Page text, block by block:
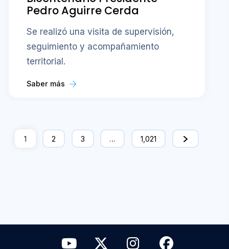
Pedro Aguirre Cerda
Se realizó una visita de supervisión,
seguimiento y acompañamiento
territorial.
Saber más
1 2 3 … 1,021